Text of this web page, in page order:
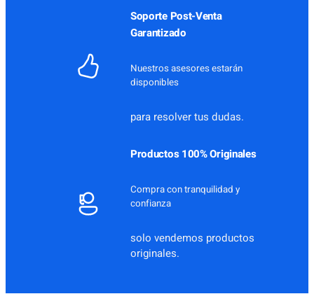
Soporte Post-Venta
Garantizado
Nuestros asesores estarán
disponibles
para resolver tus dudas.
Productos 100% Originales
Compra con tranquilidad y
confianza
solo vendemos productos
originales.